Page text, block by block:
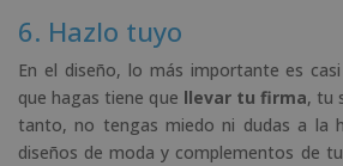
6. Hazlo tuyo
En el diseño, lo más importante es
que hagas tiene que llevar tu firma, tu
tanto, no tengas miedo ni dudas a la
diseños de moda y complementos de